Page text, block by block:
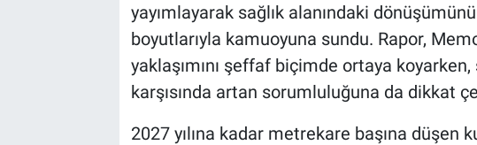
yayımlayarak sağlık alanındaki
boyutlarıyla kamuoyuna sundu. Rapor,
yaklaşımını şeffaf biçimde ortaya
karşısında artan sorumluluğuna da dikkat
2027 yılına kadar metrekare başına düşen